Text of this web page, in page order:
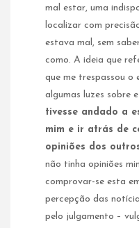
mal estar, uma
localizar com
estava mal, sem
como. A ideia que
que me trespassou o
algumas luzes sobre
tivesse andado a
mim e ir atrás de
opiniões dos
não tinha opiniões
comprovar-se esta
percepção das
pelo julgamento –